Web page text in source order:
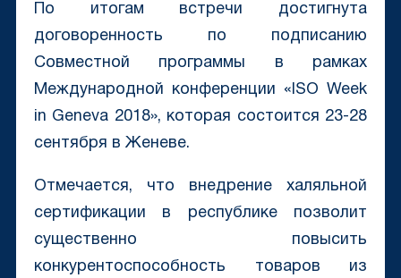
По итогам встречи достигнута
договоренность по подписанию
Совместной программы в рамках
Международной конференции «ISO Week
in Geneva 2018», которая состоится 23-28
сентября в Женеве.
Отмечается, что внедрение халяльной
сертификации в республике позволит
существенно повысить
конкурентоспособность товаров из